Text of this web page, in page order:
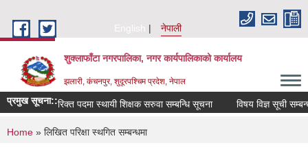
English
नेपाली
शुक्लाफाँटा नगरपालिका, नगर कार्यपालिकाको कार्यालय
झलारी, कंचनपुर, शुदूरपश्चिम प्रदेश, नेपाल
प्रमुख सूचना::रिक्त पदमा स्थायी शिक्षक सरुवा सम्बन्धि सूचना विषय विज्ञ सूची
You are here
Home » लिखित परिक्षा स्थगित सम्बन्धमा